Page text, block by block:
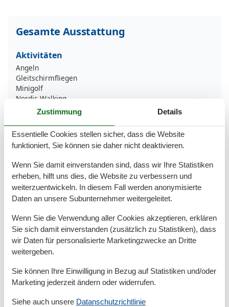
Gesamte Ausstattung
Aktivitäten
Angeln
Gleitschirmfliegen
Minigolf
Nordic Walking
Radfahren
Schwimmen
Segeln
Surfen
Wandern
Wassersport
Bad
Badewanne
Badezimmerfenster
Haartrockner
Waschbecken
WC
Basic
Anzahl der Stockwerke
Kinder willkommen
Nichtraucher
Zustimmung Details
Essentielle Cookies stellen sicher, dass die Website
funktioniert, Sie können sie daher nicht deaktivieren.
Wenn Sie damit einverstanden sind, dass wir Ihre Statistiken
erheben, hilft uns dies, die Website zu verbessern und
weiterzuentwickeln. In diesem Fall werden anonymisierte
Daten an unsere Subunternehmer weitergeleitet.
Wenn Sie die Verwendung aller Cookies akzeptieren, erklären
Sie sich damit einverstanden (zusätzlich zu Statistiken), dass
wir Daten für personalisierte Marketingzwecke an Dritte
weitergeben.
Sie können Ihre Einwilligung in Bezug auf Statistiken und/oder
Marketing jederzeit ändern oder widerrufen.
Siehe auch unsere Datanschutzrichtlinie